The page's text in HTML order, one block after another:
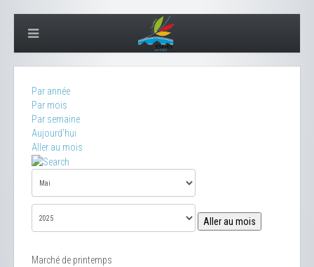
Par année
Par mois
Par semaine
Aujourd'hui
Aller au mois
Aller au mois
Marché de printemps